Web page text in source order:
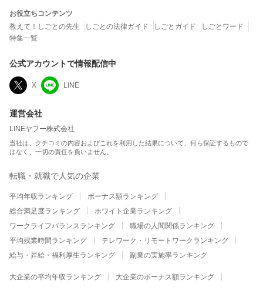
お役立ちコンテンツ
教えて！しごとの先生
しごとの法律ガイド しごとガイド
しごとワード
特集一覧
公式アカウントで情報配信中
X LINE
運営会社
LINEヤフー株式会社
当社は、クチコミの内容およびこれを利用した結果について、何ら保証するもので
はなく、一切の責任を負いません。
転職・就職で人気の企業
平均年収ランキング
ボーナス額ランキング
総合満足度ランキング
ホワイト企業ランキング
ワークライフバランスランキング
職場の人間関係ランキング
平均残業時間ランキング
テレワーク・リモートワークランキング
給与・昇給・福利厚生ランキング
副業の実施率ランキング
大企業の平均年収ランキング
大企業のボーナス額ランキング